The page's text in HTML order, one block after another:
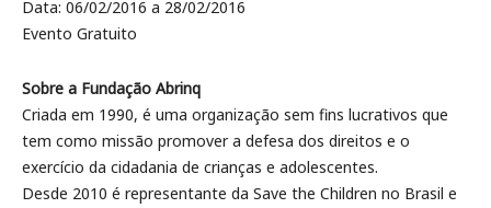
Data: 06/02/2016 a 28/02/2016
Evento Gratuito
Sobre a Fundação Abrinq
Criada em 1990, é uma organização sem fins lucrativos que
tem como missão promover a defesa dos direitos e o
exercício da cidadania de crianças e adolescentes.
Desde 2010 é representante da Save the Children no Brasil e